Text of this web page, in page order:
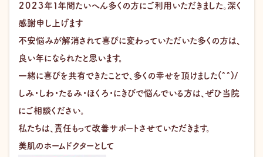
２０２３年１年間たいへん多くの方にご利用いただきました。深く
感謝申し上げます
不安悩みが解消されて喜びに変わっていただいた多くの方は、
良い年になられたと思います。
一緒に喜びを共有できたことで、多くの幸せを頂けました(^^)/
しみ・しわ・たるみ・ほくろ・にきびで悩んでいる方は、ぜひ当院
にご相談ください。
私たちは、責任もって改善サポートさせていただきます。
美肌のホームドクターとして